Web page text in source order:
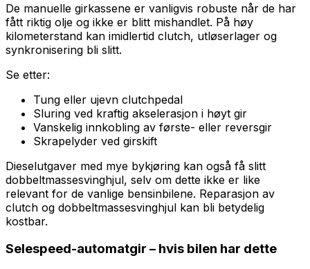
De manuelle girkassene er vanligvis robuste når de har
fått riktig olje og ikke er blitt mishandlet. På høy
kilometerstand kan imidlertid clutch, utløserlager og
synkronisering bli slitt.
Se etter:
Tung eller ujevn clutchpedal
Sluring ved kraftig akselerasjon i høyt gir
Vanskelig innkobling av første- eller reversgir
Skrapelyder ved girskift
Dieselutgaver med mye bykjøring kan også få slitt
dobbeltmassesvinghjul, selv om dette ikke er like
relevant for de vanlige bensinbilene. Reparasjon av
clutch og dobbeltmassesvinghjul kan bli betydelig
kostbar.
Selespeed-automatgir – hvis bilen har dette